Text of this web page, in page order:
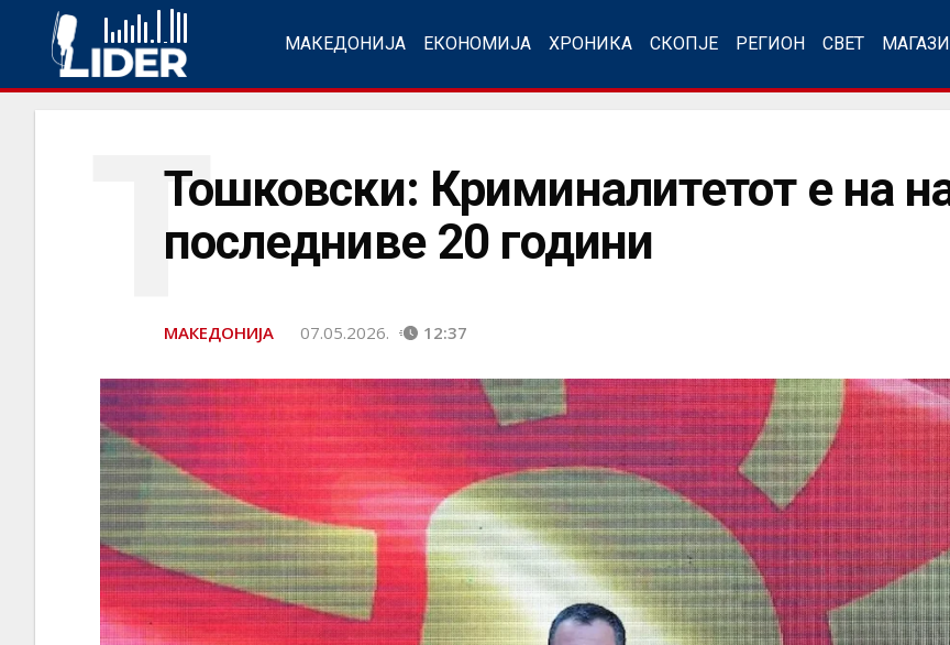
МАКЕДОНИЈА ЕКОНОМИЈА ХРОНИКА СКОПЈЕ РЕГИОН СВЕТ
Тошковски: Криминалитетот е на
последниве 20 години
Т
МАКЕДОНИЈА 07.05.2026. 12:37